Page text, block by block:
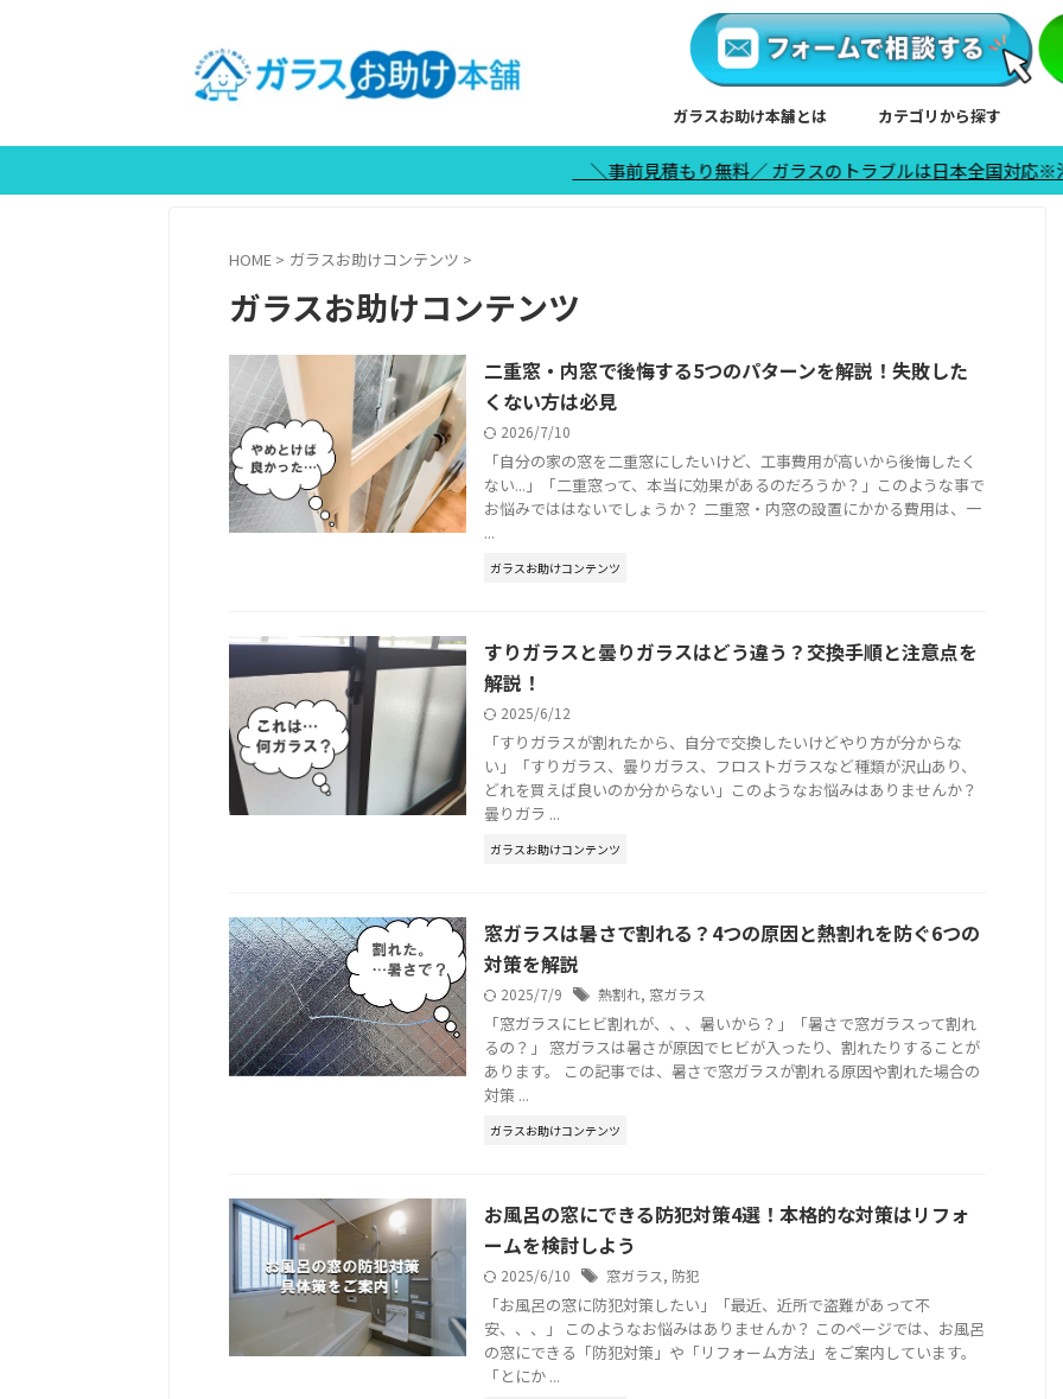
ガラスお助け本舗とは カテゴリから探す
＼事前見積もり無料／ ガラスのトラブルは日本全国対応※沖縄、離島
HOME > ガラスお助けコンテンツ >
ガラスお助けコンテンツ
二重窓・内窓で後悔する5つのパターンを解説！失敗した
くない方は必見
2026/7/10
「自分の家の窓を二重窓にしたいけど、工事費用が高いから後悔したく
ない...」「二重窓って、本当に効果があるのだろうか？」このような事で
お悩みでははないでしょうか？ 二重窓・内窓の設置にかかる費用は、一
...
ガラスお助けコンテンツ
すりガラスと曇りガラスはどう違う？交換手順と注意点を
解説！
2025/6/12
「すりガラスが割れたから、自分で交換したいけどやり方が分からな
い」「すりガラス、曇りガラス、フロストガラスなど種類が沢山あり、
どれを買えば良いのか分からない」このようなお悩みはありませんか？
曇りガラ ...
ガラスお助けコンテンツ
窓ガラスは暑さで割れる？4つの原因と熱割れを防ぐ6つの
対策を解説
2025/7/9 熱割れ, 窓ガラス
「窓ガラスにヒビ割れが、、、暑いから？」「暑さで窓ガラスって割れ
るの？」 窓ガラスは暑さが原因でヒビが入ったり、割れたりすることが
あります。 この記事では、暑さで窓ガラスが割れる原因や割れた場合の
対策 ...
ガラスお助けコンテンツ
お風呂の窓にできる防犯対策4選！本格的な対策はリフォ
ームを検討しよう
2025/6/10 窓ガラス, 防犯
「お風呂の窓に防犯対策したい」「最近、近所で盗難があって不
安、、、」 このようなお悩みはありませんか？ このページでは、お風呂
の窓にできる「防犯対策」や「リフォーム方法」をご案内しています。
「とにか ...